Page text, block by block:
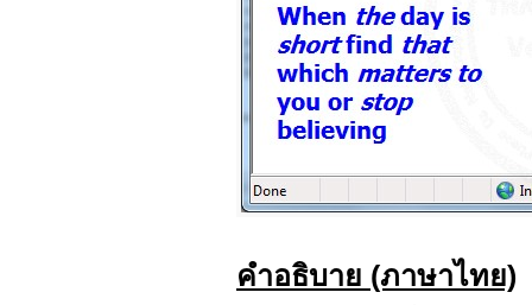
คำอธิบาย (ภาษาไทย)